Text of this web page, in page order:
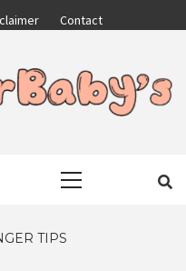
Contact
TIPS